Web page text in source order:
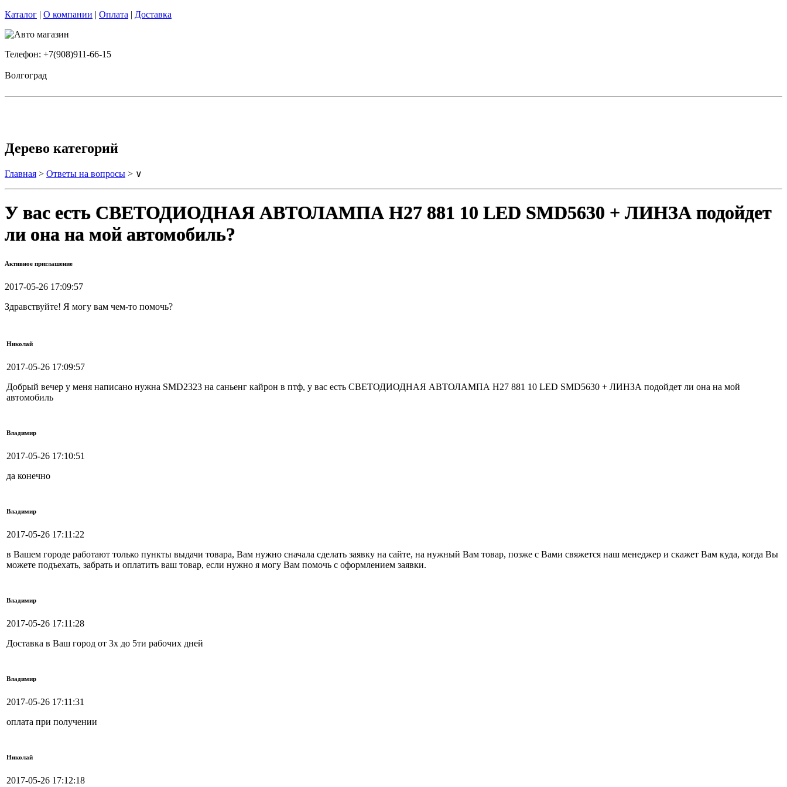
Каталог | О компании | Оплата | Доставка
Телефон: +7(908)911-66-15
Волгоград
Дерево категорий
Главная > Ответы на вопросы > ∨
У вас есть СВЕТОДИОДНАЯ АВТОЛАМПА H27 881 10 LED SMD5630 + ЛИНЗА подойдет
ли она на мой автомобиль?
Активное приглашение
2017-05-26 17:09:57
Здравствуйте! Я могу вам чем-то помочь?
Николай
2017-05-26 17:09:57
Добрый вечер у меня написано нужна SMD2323 на саньенг кайрон в птф, у вас есть СВЕТОДИОДНАЯ АВТОЛАМПА H27 881 10 LED SMD5630 + ЛИНЗА подойдет ли она на мой
автомобиль
Владимир
2017-05-26 17:10:51
да конечно
Владимир
2017-05-26 17:11:22
в Вашем городе работают только пункты выдачи товара, Вам нужно сначала сделать заявку на сайте, на нужный Вам товар, позже с Вами свяжется наш менеджер и скажет Вам куда, когда Вы
можете подъехать, забрать и оплатить ваш товар, если нужно я могу Вам помочь с оформлением заявки.
Владимир
2017-05-26 17:11:28
Доставка в Ваш город от 3х до 5ти рабочих дней
Владимир
2017-05-26 17:11:31
оплата при получении
Николай
2017-05-26 17:12:18